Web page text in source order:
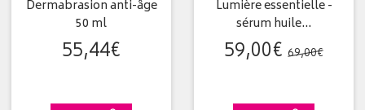
Dermabrasion anti-âge
50 ml
55,44€
Lumière essentielle -
sérum huile…
59,00€ 69,00€